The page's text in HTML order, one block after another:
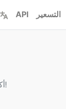
API التسعير
جميع أدوات تحويل الملفات متوفرة على JPG.to - أكثر من 1000 خيار للتحويل!